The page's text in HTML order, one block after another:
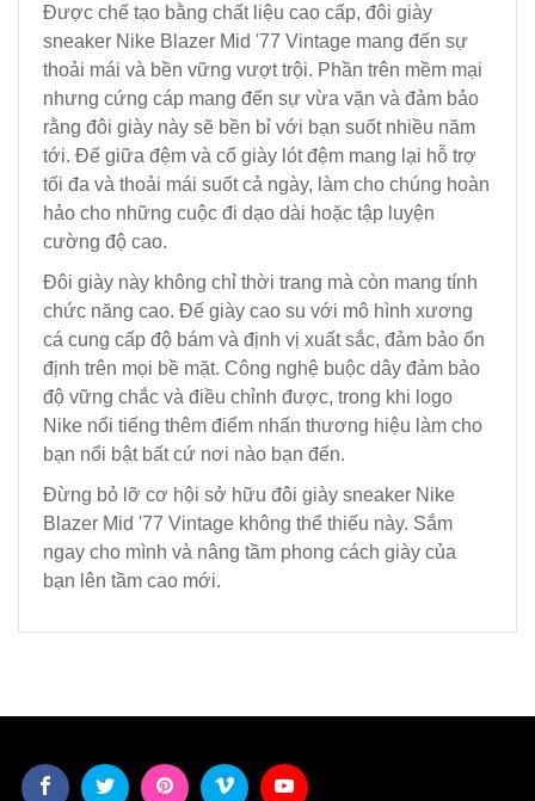
Được chế tạo bằng chất liệu cao cấp, đôi giày
sneaker Nike Blazer Mid '77 Vintage mang đến sự
thoải mái và bền vững vượt trội. Phần trên mềm mại
nhưng cứng cáp mang đến sự vừa vặn và đảm bảo
rằng đôi giày này sẽ bền bỉ với bạn suốt nhiều năm
tới. Đế giữa đệm và cổ giày lót đệm mang lại hỗ trợ
tối đa và thoải mái suốt cả ngày, làm cho chúng hoàn
hảo cho những cuộc đi dạo dài hoặc tập luyện
cường độ cao.
Đôi giày này không chỉ thời trang mà còn mang tính
chức năng cao. Đế giày cao su với mô hình xương
cá cung cấp độ bám và định vị xuất sắc, đảm bảo ổn
định trên mọi bề mặt. Công nghệ buộc dây đảm bảo
độ vững chắc và điều chỉnh được, trong khi logo
Nike nổi tiếng thêm điểm nhấn thương hiệu làm cho
bạn nổi bật bất cứ nơi nào bạn đến.
Đừng bỏ lỡ cơ hội sở hữu đôi giày sneaker Nike
Blazer Mid '77 Vintage không thể thiếu này. Sắm
ngay cho mình và nâng tầm phong cách giày của
bạn lên tầm cao mới.